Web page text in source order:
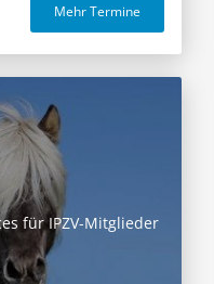
Mehr Termine
für IPZV-Mitglieder